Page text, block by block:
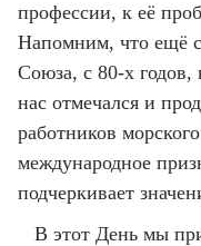
профессии, к её
Напомним, что ещё
Союза, с 80-х годов,
нас отмечался и
работников
международное
подчеркивает
В этот День мы